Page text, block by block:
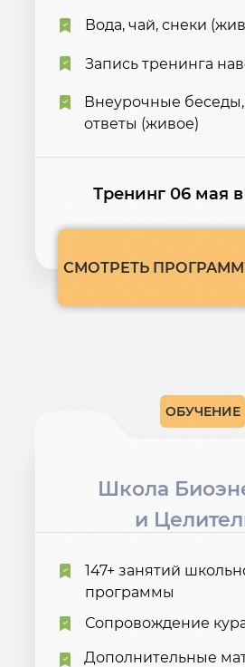
Школа
и
147+ занятий
программы
Сопровождение
ОБУЧЕНИЕ
Тренинг 06 мая
Вода, чай, снеки
СМОТРЕТЬ
Запись тренинга
Внеурочные
ответы (живое)
Дополнительные